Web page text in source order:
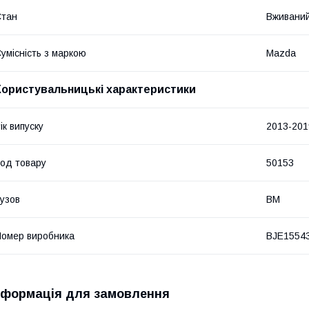
з маркою Mazda
характеристики
випуску 2013-
товару 50153
BM
виробника
для замовлення